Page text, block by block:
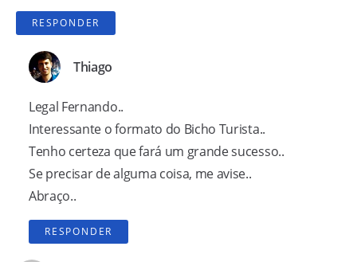
RESPONDER
Thiago
Legal Fernando..
Interessante o formato do Bicho Turista..
Tenho certeza que fará um grande sucesso..
Se precisar de alguma coisa, me avise..
Abraço..
RESPONDER